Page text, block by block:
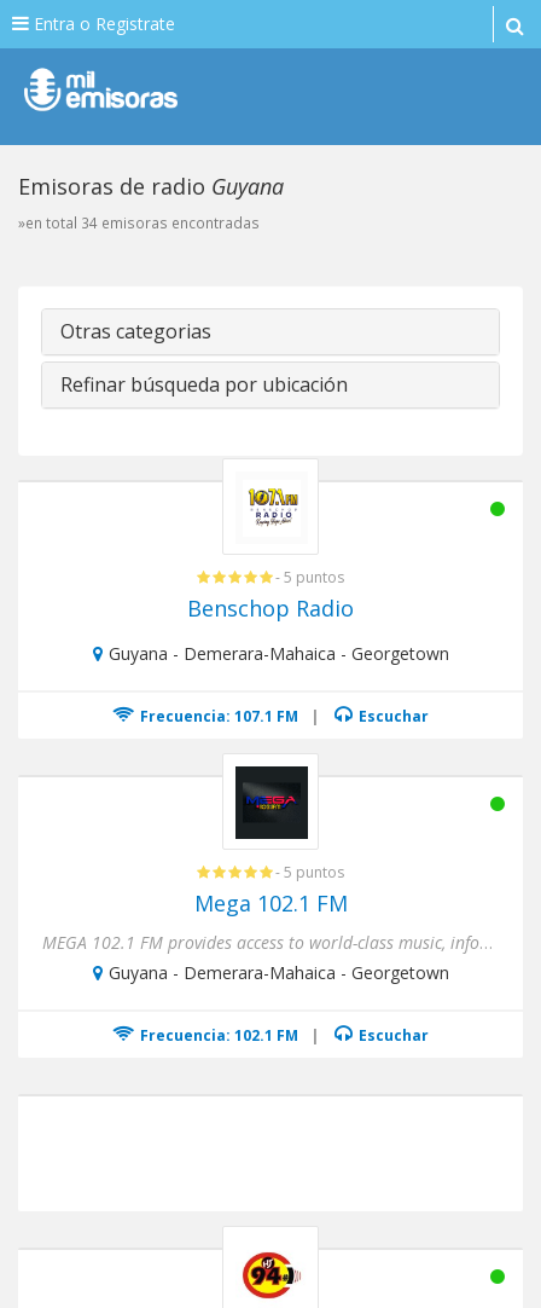
Entra o Registrate
Emisoras de radio Guyana
»en total 34 emisoras encontradas
Otras categorias
Refinar búsqueda por ubicación
- 5 puntos
Benschop Radio
Guyana - Demerara-Mahaica - Georgetown
Frecuencia: 107.1 FM | Escuchar
- 5 puntos
Mega 102.1 FM
MEGA 102.1 FM provides access to world-class music, information and entertainment content while developing and promot...
Guyana - Demerara-Mahaica - Georgetown
Frecuencia: 102.1 FM | Escuchar